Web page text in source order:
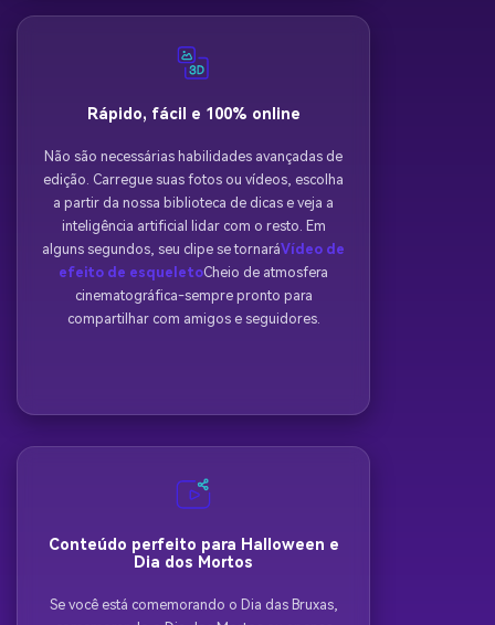
Rápido, fácil e 100% online
Não são necessárias habilidades avançadas de
edição. Carregue suas fotos ou vídeos, escolha
a partir da nossa biblioteca de dicas e veja a
inteligência artificial lidar com o resto. Em
alguns segundos, seu clipe se tornaráVídeo de
efeito de esqueletoCheio de atmosfera
cinematográfica-sempre pronto para
compartilhar com amigos e seguidores.
Conteúdo perfeito para Halloween e
Dia dos Mortos
Se você está comemorando o Dia das Bruxas,